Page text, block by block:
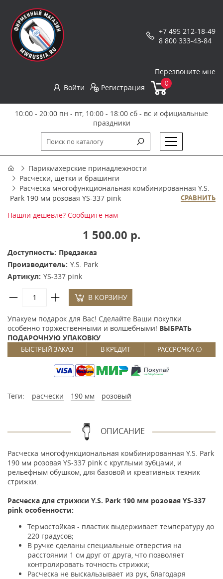
+7 495 212-18-49
8 800 333-43-84
Перезвоните мне
Войти
Регистрация 0
10:00 - 20:00 пн - пт, 10:00 - 18:00 сб - вс и официальные
праздники
Парикмахерские принадлежности
Расчески, щетки и брашинги
Расческа многофункциональная комбинированная Y.S.
Park 190 мм розовая YS-337 pink
СРАВНИТЬ
Нашли дешевле? Сообщите нам
1 500.00 р.
Доступность: Предзаказ
Производитель: Y.S. Park
Артикул: YS-337 pink
В КОРЗИНУ
Упакуем подарок для Вас! Сделайте Ваши покупки
особенно торжественными и волшебными! ВЫБРАТЬ
ПОДАРОЧНУЮ УПАКОВКУ
БЫСТРЫЙ ЗАКАЗ В КРЕДИТ РАССРОЧКА
Теги: расчески 190 мм розовый
ОПИСАНИЕ
Расческа многофункциональная комбинированная Y.S. Park
190 мм розовая YS-337 pink с круглыми зубцами, и
рельефным обушком, для базовой и креативных техник
стрижки.
Расческа для стрижки Y.S. Park 190 мм розовая YS-337
pink особенности:
Термостойкая - пластик выдерживает температуру до
220 градусов;
В ручке сделаны специальные отверстия на
расстоянии 1 см друг от друга, что позволяет
контролировать точность стрижки;
Расческа не выскальзывает из рук, благодаря